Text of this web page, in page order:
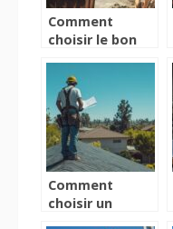
Comment
choisir le bon
location benne
à Genève pour
vos travaux
Comment
choisir un